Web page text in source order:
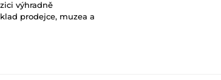
výhradně
prodejce, muzea a